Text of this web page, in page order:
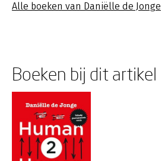
Alle boeken van Daniëlle de Jonge
Boeken bij dit artikel